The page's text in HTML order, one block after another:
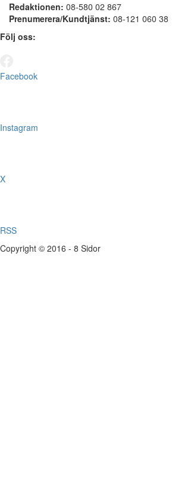
Redaktionen: 08-580 02 867
Prenumerera/Kundtjänst: 08-121 060 38
Följ oss:
Facebook
Instagram
X
RSS
Copyright © 2016 - 8 Sidor